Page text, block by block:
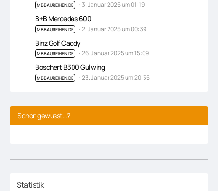
MBBAUREIHEN.DE 3. Januar 2025 um 01:19
B+B Mercedes 600
MBBAUREIHEN.DE 2. Januar 2025 um 00:39
Binz Golf Caddy
MBBAUREIHEN.DE 26. Januar 2025 um 15:09
Boschert B300 Gullwing
MBBAUREIHEN.DE 23. Januar 2025 um 20:35
Schon gewusst…?
Statistik